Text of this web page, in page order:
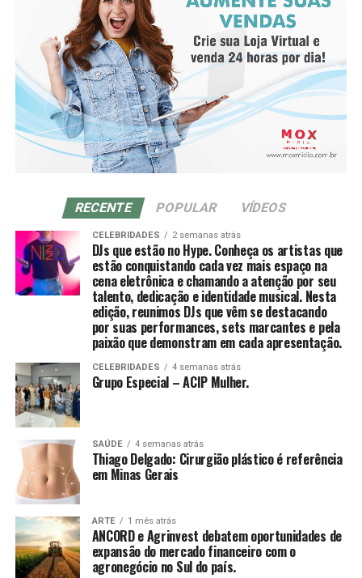
para criar novas possibilidades e, principalmente,
consciência coletiva: entender que quando mulheres se
apoiam, todas crescem juntas.
RECENTE POPULAR VÍDEOS
CELEBRIDADES 2 semanas atrás
DJs que estão no Hype. Conheça os artistas que
estão conquistando cada vez mais espaço na
cena eletrônica e chamando a atenção por seu
talento, dedicação e identidade musical. Nesta
edição, reunimos DJs que vêm se destacando
por suas performances, sets marcantes e pela
paixão que demonstram em cada apresentação.
CELEBRIDADES 4 semanas atrás
Grupo Especial – ACIP Mulher.
SAÚDE 4 semanas atrás
Thiago Delgado: Cirurgião plástico é referência
em Minas Gerais
ARTE 1 mês atrás
ANCORD e Agrinvest debatem oportunidades de
expansão do mercado financeiro com o
agronegócio no Sul do país.